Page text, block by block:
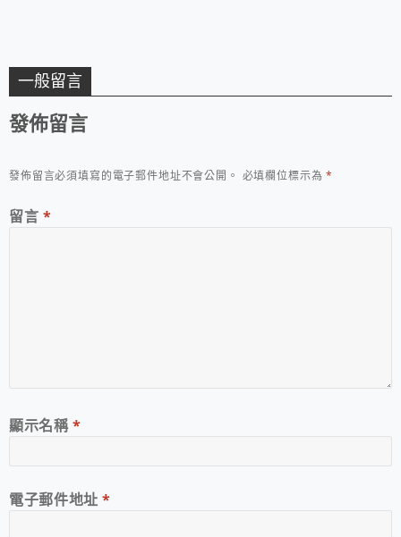
一般留言
發佈留言
發佈留言必須填寫的電子郵件地址不會公開。 必填欄位標示為*
留言 *
顯示名稱*
電子郵件地址*